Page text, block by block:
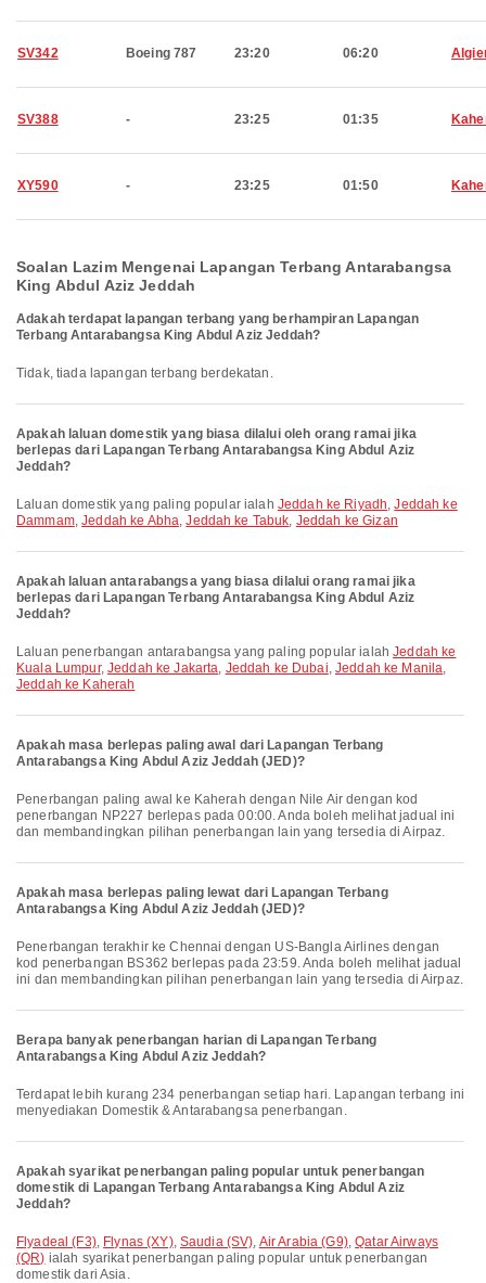
SV342 Boeing 787 23:20 06:20
SV388 - 23:25 01:35
XY590 - 23:25 01:50
Soalan Lazim Mengenai Lapangan Terbang Antarabangsa
King Abdul Aziz Jeddah
Adakah terdapat lapangan terbang yang berhampiran Lapangan
Terbang Antarabangsa King Abdul Aziz Jeddah?
Tidak, tiada lapangan terbang berdekatan.
Apakah laluan domestik yang biasa dilalui oleh orang ramai jika
berlepas dari Lapangan Terbang Antarabangsa King Abdul Aziz
Jeddah?
Laluan domestik yang paling popular ialah Jeddah ke Riyadh,Jeddah ke
Dammam,Jeddah ke Abha,Jeddah ke Tabuk, Jeddah ke Gizan
Apakah laluan antarabangsa yang biasa dilalui orang ramai jika
berlepas dari Lapangan Terbang Antarabangsa King Abdul Aziz
Jeddah?
Laluan penerbangan antarabangsa yang paling popular ialahJeddah ke
Kuala Lumpur, Jeddah ke Jakarta, Jeddah ke Dubai,Jeddah ke Manila,
Jeddah ke Kaherah
Apakah masa berlepas paling awal dari Lapangan Terbang
Antarabangsa King Abdul Aziz Jeddah (JED)?
Penerbangan paling awal ke Kaherah dengan Nile Air dengan kod
penerbangan NP227 berlepas pada 00:00. Anda boleh melihat jadual ini
dan membandingkan pilihan penerbangan lain yang tersedia di Airpaz.
Apakah masa berlepas paling lewat dari Lapangan Terbang
Antarabangsa King Abdul Aziz Jeddah (JED)?
Penerbangan terakhir ke Chennai dengan US-Bangla Airlines dengan
kod penerbangan BS362 berlepas pada 23:59. Anda boleh melihat jadual
ini dan membandingkan pilihan penerbangan lain yang tersedia di Airpaz.
Berapa banyak penerbangan harian di Lapangan Terbang
Antarabangsa King Abdul Aziz Jeddah?
Terdapat lebih kurang 234 penerbangan setiap hari. Lapangan terbang ini
menyediakan Domestik & Antarabangsa penerbangan.
Apakah syarikat penerbangan paling popular untuk penerbangan
domestik di Lapangan Terbang Antarabangsa King Abdul Aziz
Jeddah?
flyadeal (F3), Flynas (XY), Saudia (SV), Air Arabia (G9),Qatar Airways
(QR) ialah syarikat penerbangan paling popular untuk penerbangan
domestik dari Asia.